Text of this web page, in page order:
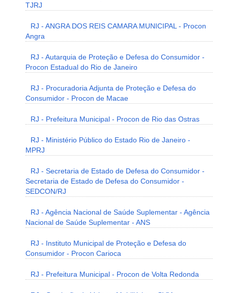
TJRJ
RJ - ANGRA DOS REIS CAMARA MUNICIPAL - Procon
Angra
RJ - Autarquia de Proteção e Defesa do Consumidor -
Procon Estadual do Rio de Janeiro
RJ - Procuradoria Adjunta de Proteção e Defesa do
Consumidor - Procon de Macae
RJ - Prefeitura Municipal - Procon de Rio das Ostras
RJ - Ministério Público do Estado Rio de Janeiro -
MPRJ
RJ - Secretaria de Estado de Defesa do Consumidor -
Secretaria de Estado de Defesa do Consumidor -
SEDCON/RJ
RJ - Agência Nacional de Saúde Suplementar - Agência
Nacional de Saúde Suplementar - ANS
RJ - Instituto Municipal de Proteção e Defesa do
Consumidor - Procon Carioca
RJ - Prefeitura Municipal - Procon de Volta Redonda